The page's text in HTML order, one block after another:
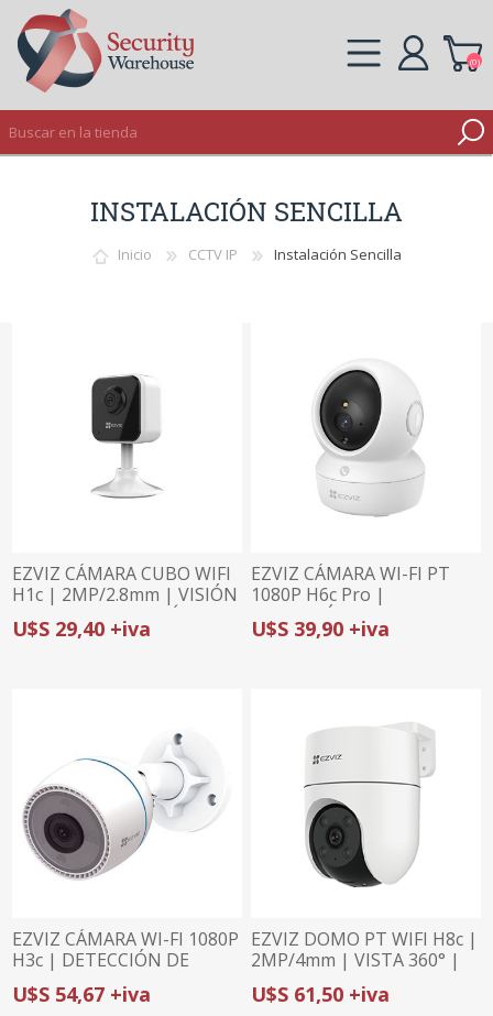
INICIAR SESIÓN
(0)
INSTALACIÓN SENCILLA
Inicio CCTV IP Instalación Sencilla
EZVIZ CÁMARA CUBO WIFI
H1c | 2MP/2.8mm | VISIÓN
108° | BASE MAGNÉTICA
U$S 29,40 +iva
EZVIZ CÁMARA WI-FI PT
1080P H6c Pro |
DETECCIÓN Y
SEGUIMIENTO DE
U$S 39,90 +iva
EZVIZ CÁMARA WI-FI 1080P
H3c | DETECCIÓN DE
HUMANOS POR IA |
VISIÓN NOCTURNA 30M |
U$S 54,67 +iva
EZVIZ DOMO PT WIFI H8c |
2MP/4mm | VISTA 360° |
DEFENSA ACTIVA
U$S 61,50 +iva